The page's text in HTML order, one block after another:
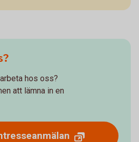
hos oss?
att lämna in en